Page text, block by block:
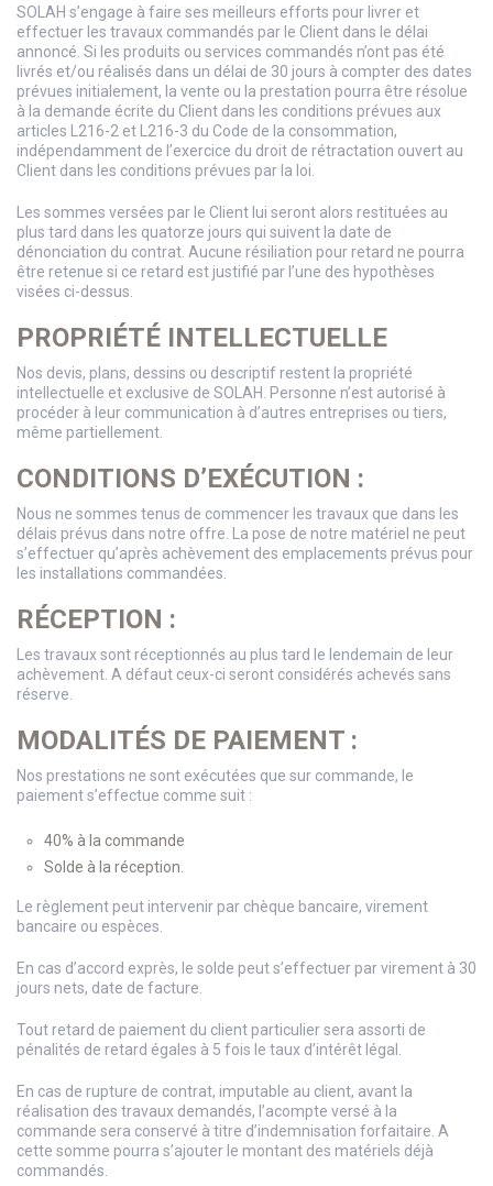
SOLAH s’engage à faire ses meilleurs efforts pour livrer et
effectuer les travaux commandés par le Client dans le délai
annoncé. Si les produits ou services commandés n’ont pas été
livrés et/ou réalisés dans un délai de 30 jours à compter des dates
prévues initialement, la vente ou la prestation pourra être résolue
à la demande écrite du Client dans les conditions prévues aux
articles L216-2 et L216-3 du Code de la consommation,
indépendamment de l’exercice du droit de rétractation ouvert au
Client dans les conditions prévues par la loi.
Les sommes versées par le Client lui seront alors restituées au
plus tard dans les quatorze jours qui suivent la date de
dénonciation du contrat. Aucune résiliation pour retard ne pourra
être retenue si ce retard est justifié par l’une des hypothèses
visées ci-dessus.
PROPRIÉTÉ INTELLECTUELLE
Nos devis, plans, dessins ou descriptif restent la propriété
intellectuelle et exclusive de SOLAH. Personne n’est autorisé à
procéder à leur communication à d’autres entreprises ou tiers,
même partiellement.
CONDITIONS D’EXÉCUTION :
Nous ne sommes tenus de commencer les travaux que dans les
délais prévus dans notre offre. La pose de notre matériel ne peut
s’effectuer qu’après achèvement des emplacements prévus pour
les installations commandées.
RÉCEPTION :
Les travaux sont réceptionnés au plus tard le lendemain de leur
achèvement. A défaut ceux-ci seront considérés achevés sans
réserve.
MODALITÉS DE PAIEMENT :
Nos prestations ne sont exécutées que sur commande, le
paiement s’effectue comme suit :
40% à la commande
Solde à la réception.
Le règlement peut intervenir par chèque bancaire, virement
bancaire ou espèces.
En cas d’accord exprès, le solde peut s’effectuer par virement à 30
jours nets, date de facture.
Tout retard de paiement du client particulier sera assorti de
pénalités de retard égales à 5 fois le taux d’intérêt légal.
En cas de rupture de contrat, imputable au client, avant la
réalisation des travaux demandés, l’acompte versé à la
commande sera conservé à titre d’indemnisation forfaitaire. A
cette somme pourra s’ajouter le montant des matériels déjà
commandés.